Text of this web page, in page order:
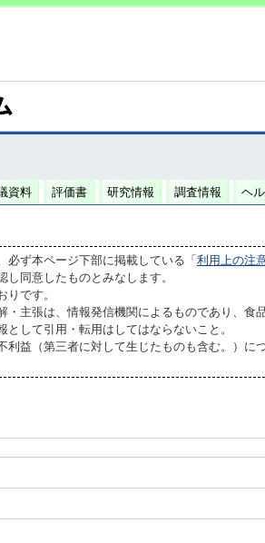
資料 評価書 研究情報 調査情報 ヘ
ず本ページ下部に掲載している「 利用上の注
同意したものとみなします。
です。
・主張は、情報発信機関によるものであり、食
して引用・転用はしてはならないこと。
利益（第三者に対して生じたものも含む。）に